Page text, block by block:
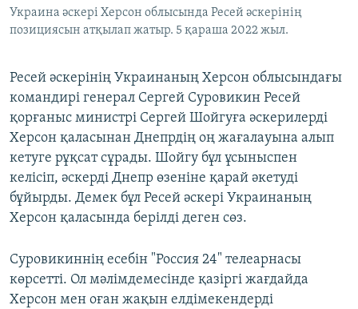
Украина әскері Херсон облысында Ресей әскерінің
позициясын атқылап жатыр. 5 қараша 2022 жыл.
Ресей әскерінің Украинаның Херсон облысындағы
командирі генерал Сергей Суровикин Ресей
қорғаныс министрі Сергей Шойгуға әскерилерді
Херсон қаласынан Днепрдің оң жағалауына алып
кетуге рұқсат сұрады. Шойгу бұл ұсыныспен
келісіп, әскерді Днепр өзеніне қарай әкетуді
бұйырды. Демек бұл Ресей әскері Украинаның
Херсон қаласында берілді деген сөз.
Суровикиннің есебін "Россия 24" телеарнасы
көрсетті. Ол мәлімдемесінде қазіргі жағдайда
Херсон мен оған жақын елдімекендерді